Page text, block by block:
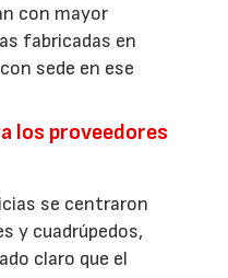
con mayor
fabricadas en
sede en ese
los proveedores
se centraron
y cuadrúpedos,
claro que el